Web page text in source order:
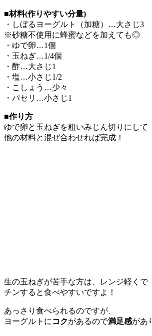
■材料(作りやすい分量)
・しぼるヨーグルト（加糖）…大さじ3
※砂糖不使用に蜂蜜などを加えても◎
・ゆで卵…1個
・玉ねぎ…1/4個
・酢…大さじ1
・塩…小さじ1/2
・こしょう…少々
・パセリ…小さじ1
■作り方
ゆで卵と玉ねぎを粗いみじん切りにして
他の材料と混ぜ合わせれば完成！
生の玉ねぎが苦手な方は、レンジ軽くで
チンすると食べやすいですよ！
あっさり食べられるのですが、
ヨーグルトに コクがあるので満足感があ